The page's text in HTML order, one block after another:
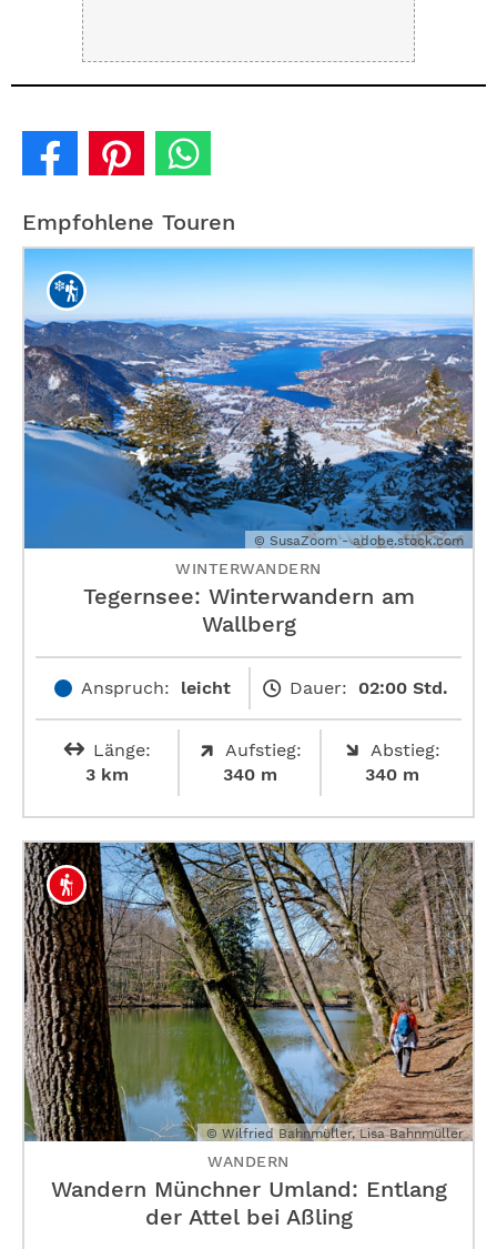
Empfohlene Touren
© SusaZoom - adobe.stock.com
WINTERWANDERN
Tegernsee: Winterwandern am
Wallberg
Anspruch: leicht Dauer: 02:00 Std.
Länge:
3 km
Aufstieg:
340 m
Abstieg:
340 m
© Wilfried Bahnmüller, Lisa Bahnmüller
WANDERN
Wandern Münchner Umland: Entlang
der Attel bei Aßling